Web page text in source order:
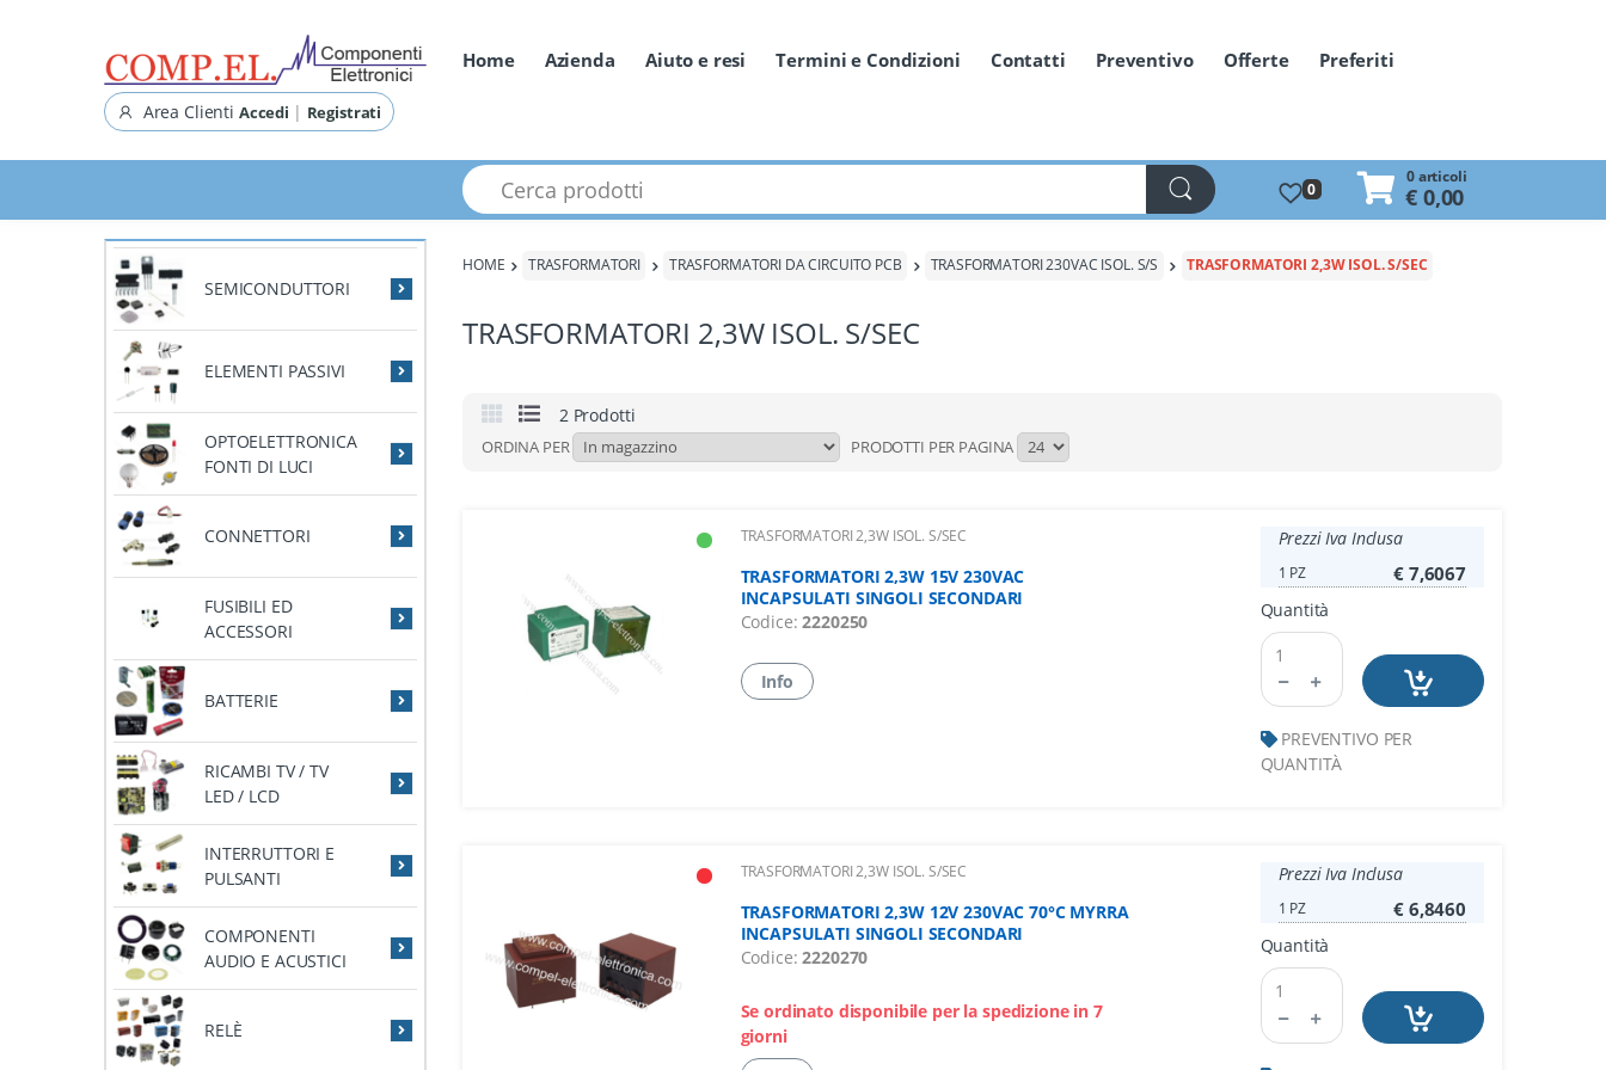
Home Azienda Aiuto e resi Termini e Condizioni Contatti Preventivo Offerte Preferiti
Area Clienti Accedi | Registrati
Cerca prodotti 0
0 articoli
€ 0,00
SEMICONDUTTORI
ELEMENTI PASSIVI
OPTOELETTRONICA
FONTI DI LUCI
CONNETTORI
FUSIBILI ED
ACCESSORI
BATTERIE
RICAMBI TV / TV
LED / LCD
INTERRUTTORI E
PULSANTI
COMPONENTI
AUDIO E ACUSTICI
RELÈ
HOME TRASFORMATORI TRASFORMATORI DA CIRCUITO PCB TRASFORMATORI 230VAC ISOL. S/S TRASFORMATORI 2,3W ISOL. S/SEC
TRASFORMATORI 2,3W ISOL. S/SEC
2 Prodotti
ORDINA PER PRODOTTI PER PAGINA
TRASFORMATORI 2,3W ISOL. S/SEC
TRASFORMATORI 2,3W 15V 230VAC
INCAPSULATI SINGOLI SECONDARI
Codice:2220250
Info
Prezzi Iva Inclusa
1 PZ € 7,6067
Quantità
PREVENTIVO PER
QUANTITÀ
TRASFORMATORI 2,3W ISOL. S/SEC
TRASFORMATORI 2,3W 12V 230VAC 70°C MYRRA
INCAPSULATI SINGOLI SECONDARI
Codice:2220270
Se ordinato disponibile per la spedizione in 7
giorni
Prezzi Iva Inclusa
1 PZ € 6,8460
Quantità